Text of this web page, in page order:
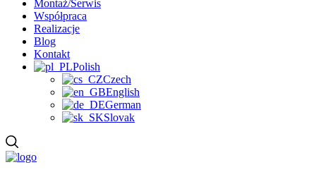
Montaż/Serwis
Współpraca
Realizacje
Blog
Kontakt
Polish
Czech
English
German
Slovak